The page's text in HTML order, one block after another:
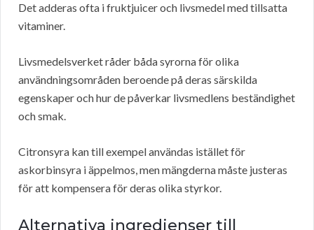
Det adderas ofta i fruktjuicer och livsmedel med tillsatta
vitaminer.
Livsmedelsverket råder båda syrorna för olika
användningsområden beroende på deras särskilda
egenskaper och hur de påverkar livsmedlens beständighet
och smak.
Citronsyra kan till exempel användas istället för
askorbinsyra i äppelmos, men mängderna måste justeras
för att kompensera för deras olika styrkor.
Alternativa ingredienser till